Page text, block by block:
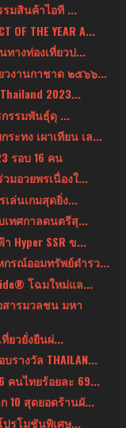
รรมสินค้าไอที ...
OF THE YEAR A...
ทางท่องเที่ยวป...
วงานกาชาด ๒๕๖๖...
2023...
กรรมพันธุ์ดุ ...
ะทง เผาเทียน เล...
รอบ 16 คน
มอวยพรเนื่องใ...
เล่นเกมสุดยิ่ง...
เทศกาลดนตรีสุ...
Hyper SSR ข...
รณ์ออมทรัพย์ตำรว...
โฉมใหม่แล...
ารมวลชน มหา
ยวยั่งยืนผ่...
รางวัล THAILAN...
คนไทยร้อยละ 69...
10 สุดยอดร้านผั...
ปรโมชันพิเศษ...